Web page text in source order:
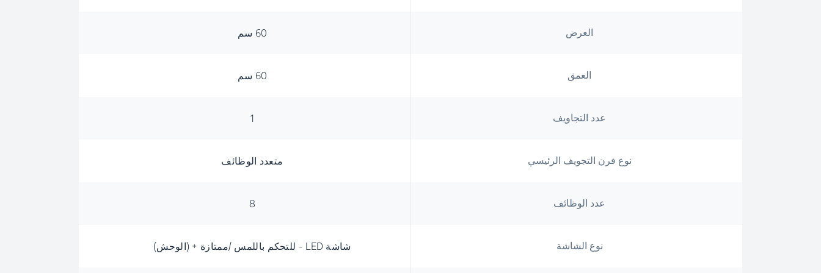
العرض 60 سم
العمق 60 سم
عدد التجاويف 1
نوع فرن التجويف الرئيسي متعدد الوظائف
عدد الوظائف 8
نوع الشاشة شاشة LED - للتحكم باللمس /ممتازة + (الوحش)